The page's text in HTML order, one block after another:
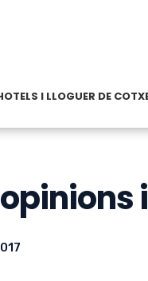
I LLOGUER DE